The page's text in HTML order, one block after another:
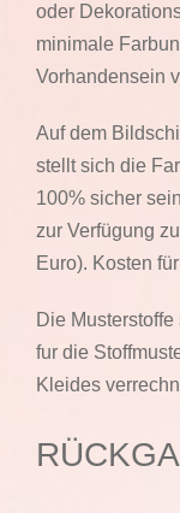
oder
minimale
Vorhandensein
Auf dem
stellt sich die
100% sicher
zur Verfügung
Euro). Kosten
Die
fur die
Kleides